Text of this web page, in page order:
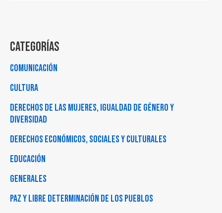
Categorías
Comunicación
Cultura
Derechos de las Mujeres, Igualdad de Género y
Diversidad
Derechos Económicos, Sociales y Culturales
Educación
Generales
Paz y Libre Determinación de los Pueblos